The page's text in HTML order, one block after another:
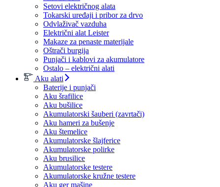
Setovi električnog alata
Tokarski uređaji i pribor za drvo
Odvlaživač vazduha
Električni alat Leister
Makaze za penaste materijale
Oštrači burgija
Punjači i kablovi za akumulatore
Ostalo – električni alati
Aku alati
Baterije i punjači
Aku šrafilice
Aku bušilice
Akumulatorski šauberi (zavrtači)
Aku hameri za bušenje
Aku štemelice
Akumulatorske šlajferice
Akumulatorske polirke
Aku brusilice
Akumulatorske testere
Akumulatorske kružne testere
Aku ger mašine